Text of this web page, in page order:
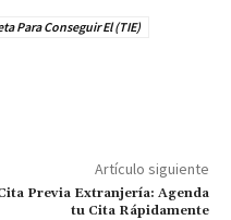
Para Conseguir El (TIE)
Artículo siguiente
Previa Extranjería: Agenda
tu Cita Rápidamente